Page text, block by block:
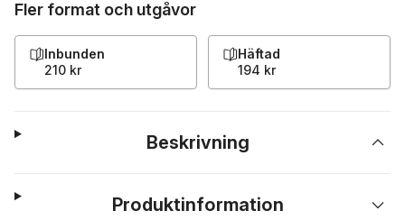
Fler format och utgåvor
Inbunden
210 kr
Häftad
194 kr
Beskrivning
Produktinformation